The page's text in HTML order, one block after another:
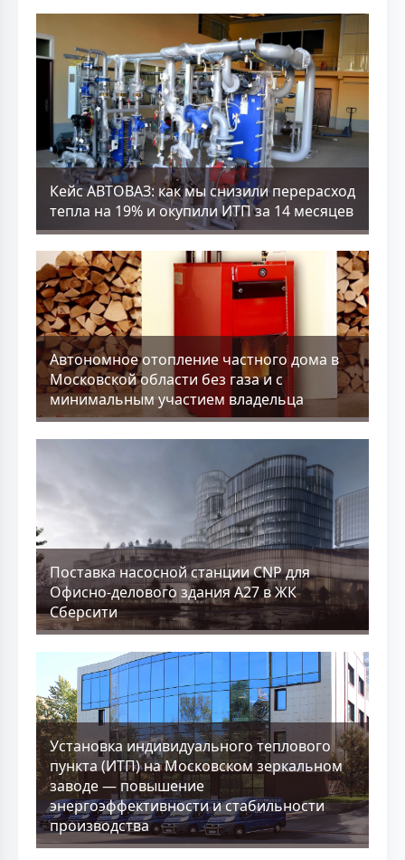
Кейс АВТОВАЗ: как мы снизили перерасход
тепла на 19% и окупили ИТП за 14 месяцев
Aвтономное отопление частного дома в
Московской области без газа и с
минимальным участием владельца
Поставка насосной станции CNP для
Офисно-делового здания А27 в ЖК
Сберсити
Установка индивидуального теплового
пункта (ИТП) на Московском зеркальном
заводе — повышение
энергоэффективности и стабильности
производства